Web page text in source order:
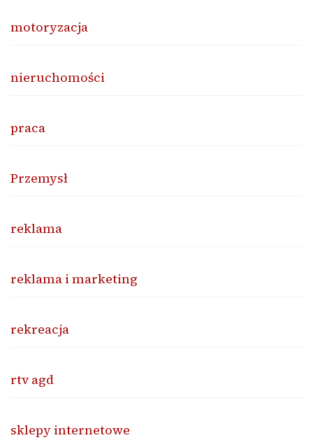
motoryzacja
nieruchomości
praca
Przemysł
reklama
reklama i marketing
rekreacja
rtv agd
sklepy internetowe